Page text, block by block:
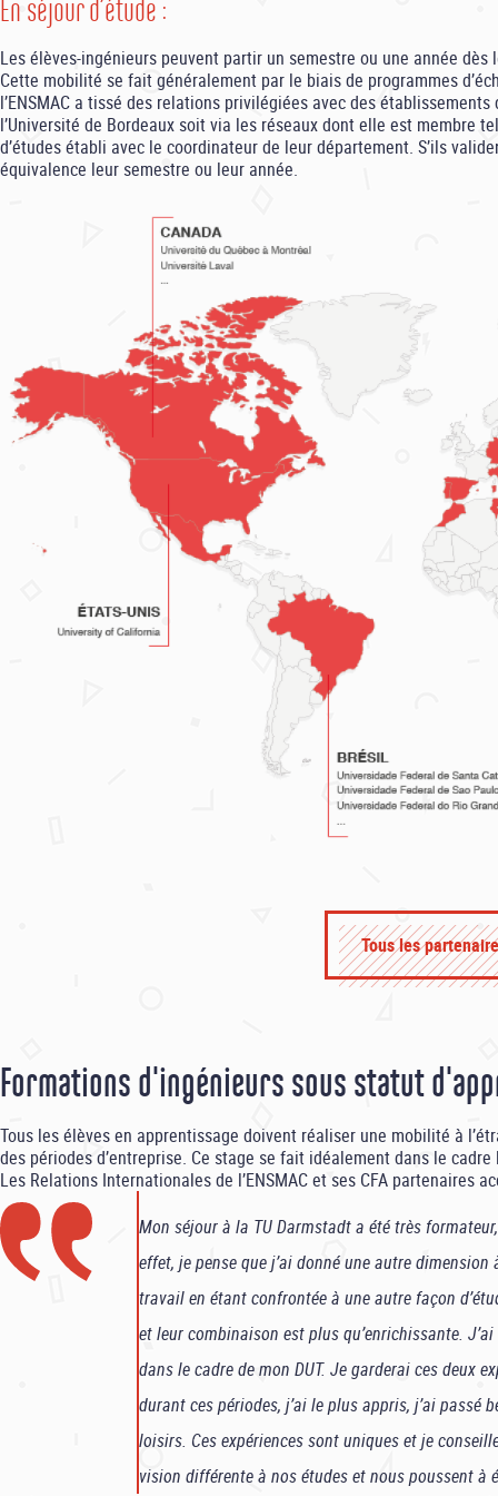
En séjour d’étude :
Les élèves-ingénieurs peuvent partir un semestre ou une année
Cette mobilité se fait généralement par le biais de programmes
l’ENSMAC a tissé des relations privilégiées avec des
l’Université de Bordeaux soit via les réseaux dont elle est membre
d’études établi avec le coordinateur de leur département. S’ils
équivalence leur semestre ou leur année.
Tous les
Formations d'ingénieurs sous statut
Tous les élèves en apprentissage doivent réaliser une mobilité à
des périodes d’entreprise. Ce stage se fait idéalement dans le
Les Relations Internationales de l’ENSMAC et ses CFA partenaires
Mon séjour à la TU Darmstadt a été très
effet, je pense que j’ai donné une autre
travail en étant confrontée à une autre façon
et leur combinaison est plus qu’enrichissante.
dans le cadre de mon DUT. Je garderai ces deux
durant ces périodes, j’ai le plus appris, j’ai
loisirs. Ces expériences sont uniques et je
vision différente à nos études et nous poussent à